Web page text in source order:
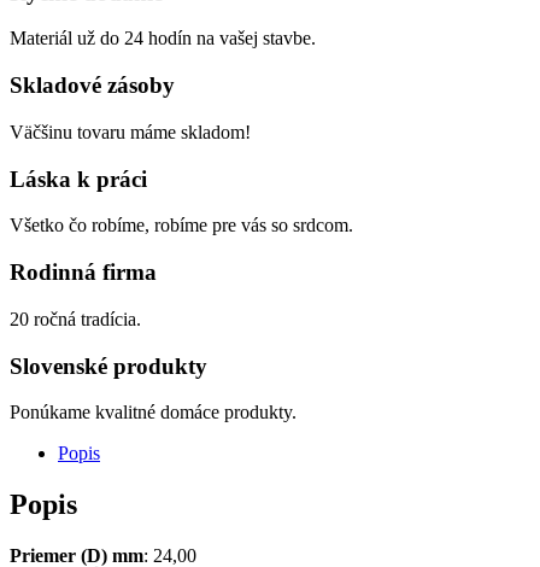
Materiál už do 24 hodín na vašej stavbe.
Skladové zásoby
Väčšinu tovaru máme skladom!
Láska k práci
Všetko čo robíme, robíme pre vás so srdcom.
Rodinná firma
20 ročná tradícia.
Slovenské produkty
Ponúkame kvalitné domáce produkty.
Popis
Popis
Priemer (D) mm: 24,00